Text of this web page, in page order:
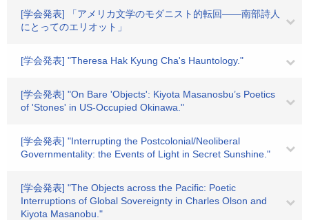
[学会発表] 「アメリカ文学のモダニスト的転回――南部詩人
にとってのエリオット」
[学会発表] "Theresa Hak Kyung Cha's Hauntology."
[学会発表] "On Bare 'Objects': Kiyota Masanosbu’s Poetics
of 'Stones' in US-Occupied Okinawa."
[学会発表] "Interrupting the Postcolonial/Neoliberal
Governmentality: the Events of Light in Secret Sunshine."
[学会発表] "The Objects across the Pacific: Poetic
Interruptions of Global Sovereignty in Charles Olson and
Kiyota Masanobu."